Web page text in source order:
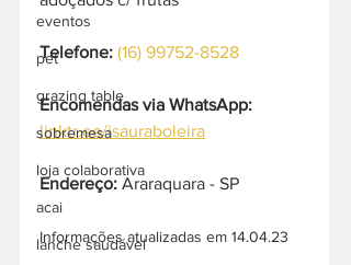
eventos
pet
grazing table
sobremesa
loja colaborativa
acai
lanche saudável
Telefone: (16) 99752-8528
Encomendas via WhatsApp:
linktr.ee/isauraboleira
Endereço: Araraquara - SP
Informações atualizadas em 14.04.23